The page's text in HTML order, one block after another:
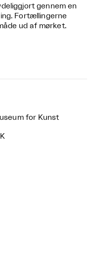
gennem en
Fortællingerne
ud af mørket.
for Kunst